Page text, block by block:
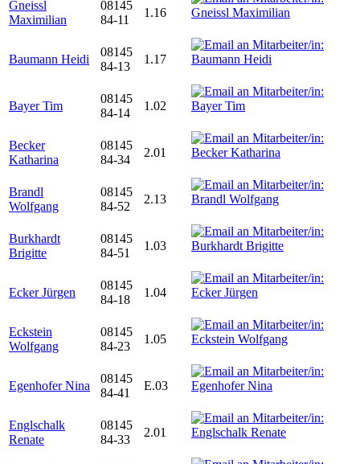
Gneissl
Maximilian
08145
84-11
1.16
Baumann Heidi
08145
84-13
1.17
Bayer Tim
08145
84-14
1.02
Becker
Katharina
08145
84-34
2.01
Brandl
Wolfgang
08145
84-52
2.13
Burkhardt
Brigitte
08145
84-51
1.03
Ecker Jürgen
08145
84-18
1.04
Eckstein
Wolfgang
08145
84-23
1.05
Egenhofer Nina
08145
84-41
E.03
Englschalk
Renate
08145
84-33
2.01